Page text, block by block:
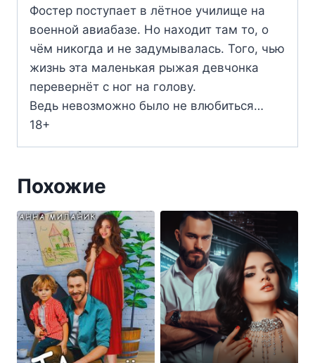
Фостер поступает в лётное училище на
военной авиабазе. Но находит там то, о
чём никогда и не задумывалась. Того, чью
жизнь эта маленькая рыжая девчонка
перевернёт с ног на голову.
Ведь невозможно было не влюбиться…
18+
Похожие